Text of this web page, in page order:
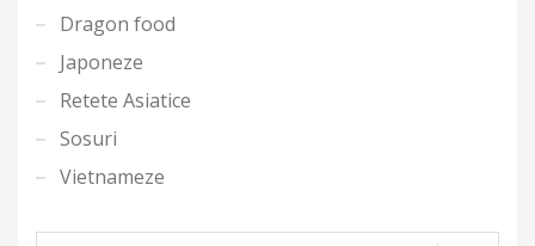
Dragon food
Japoneze
Retete Asiatice
Sosuri
Vietnameze